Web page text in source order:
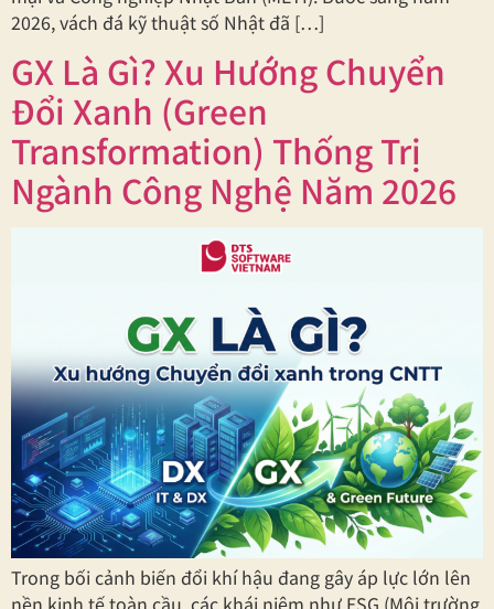
2026, vách đá kỹ thuật số Nhật đã […]
GX Là Gì? Xu Hướng Chuyển
Đổi Xanh (Green
Transformation) Thống Trị
Ngành Công Nghệ Năm 2026
Trong bối cảnh biến đổi khí hậu đang gây áp lực lớn lên
nền kinh tế toàn cầu, các khái niệm như ESG (Môi trường